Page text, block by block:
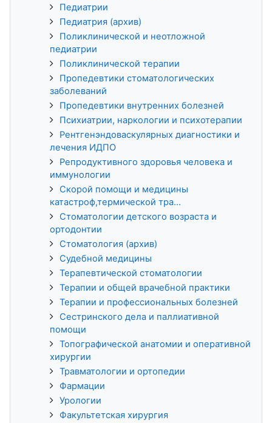
Педиатрии
Педиатрия (архив)
Поликлинической и неотложной
педиатрии
Поликлинической терапии
Пропедевтики стоматологических
заболеваний
Пропедевтики внутренних болезней
Психиатрии, наркологии и психотерапии
Рентгенэндоваскулярных диагностики и
лечения ИДПО
Репродуктивного здоровья человека и
иммунологии
Скорой помощи и медицины
катастроф,термической тра...
Стоматологии детского возраста и
ортодонтии
Стоматология (архив)
Судебной медицины
Терапевтической стоматологии
Терапии и общей врачебной практики
Терапии и профессиональных болезней
Сестринского дела и паллиативной
помощи
Топографической анатомии и оперативной
хирургии
Травматологии и ортопедии
Фармации
Урологии
Факультетская хирургия